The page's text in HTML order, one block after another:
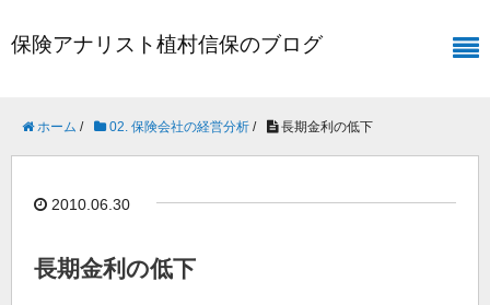
保険アナリスト植村信保のブログ
ホーム / 02. 保険会社の経営分析 / 長期金利の低下
2010.06.30
長期金利の低下